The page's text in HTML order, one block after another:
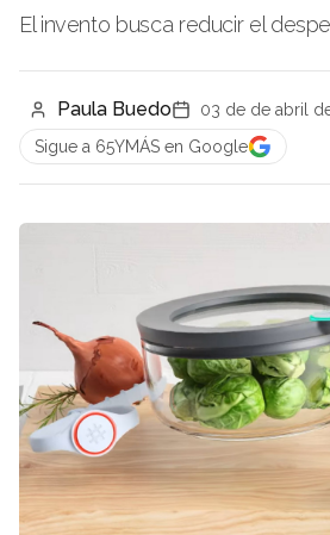
El invento busca reducir el
Paula Buedo
03 de de abril
Sigue a 65YMÁS en Google